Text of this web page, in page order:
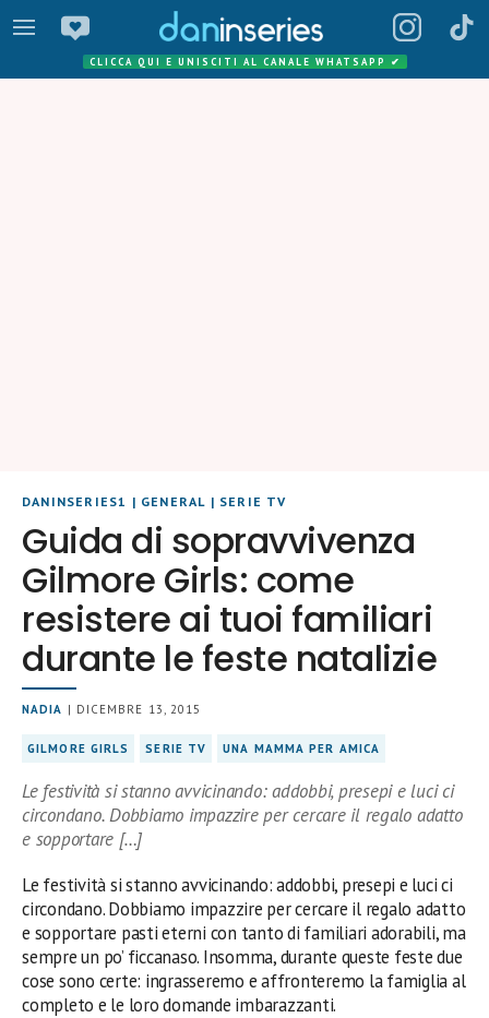
CLICCA QUI E UNISCITI AL CANALE WHATSAPP ✔
DANINSERIES1 | GENERAL | SERIE TV
Guida di sopravvivenza
Gilmore Girls: come
resistere ai tuoi familiari
durante le feste natalizie
NADIA | DICEMBRE 13, 2015
GILMORE GIRLS SERIE TV UNA MAMMA PER AMICA
Le festività si stanno avvicinando: addobbi, presepi e luci ci
circondano. Dobbiamo impazzire per cercare il regalo adatto
e sopportare […]
Le festività si stanno avvicinando: addobbi, presepi e luci ci
circondano. Dobbiamo impazzire per cercare il regalo adatto
e sopportare pasti eterni con tanto di familiari adorabili, ma
sempre un po’ ficcanaso. Insomma, durante queste feste due
cose sono certe: ingrasseremo e affronteremo la famiglia al
completo e le loro domande imbarazzanti.